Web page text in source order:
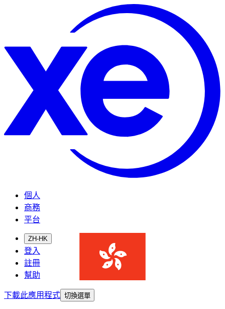
個人
商務
平台
ZH-HK
登入
註冊
幫助
下載此應用程式 切換選單